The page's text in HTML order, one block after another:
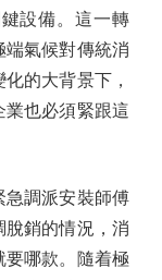
設備。這一轉
氣候對傳統消
的大背景下，
也必須緊跟這
調派安裝師傅
銷的情況，消
要哪款。隨着極